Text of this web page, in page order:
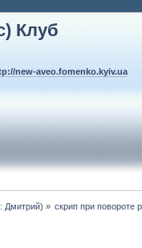
Клуб
new-aveo.fomenko.kyiv.ua
Дмитрий) » скрип при повороте